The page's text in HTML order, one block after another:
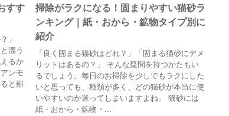
すす
」
漂う
るか
ンモ
と部
掃除がラクになる！固まりやすい猫砂ラ
ンキング｜紙・おから・鉱物タイプ別に
紹介
「良く固まる猫砂はどれ？」「固まる猫砂にデメ
リットはあるの？」 そんな疑問を持つかたもい
るでしょう。毎日のお掃除を少しでもラクにした
いと思っても、種類が多く、どの猫砂が本当に使
いやすいのか迷ってしまいますよね。 猫砂には
紙・おから・鉱物・...